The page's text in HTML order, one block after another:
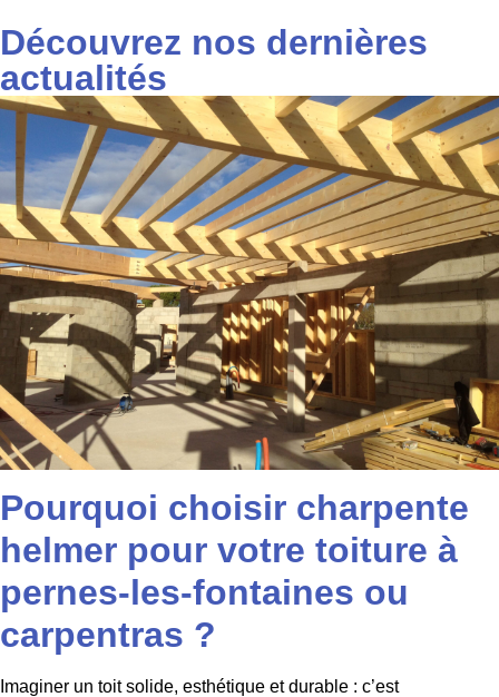
Découvrez nos dernières
actualités
Pourquoi choisir charpente
helmer pour votre toiture à
pernes-les-fontaines ou
carpentras ?
Imaginer un toit solide, esthétique et durable : c’est